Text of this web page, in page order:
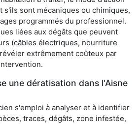
sont mécaniques ou chimiques,
programmés du professionnel.
liées aux dégâts que peuvent
(câbles électriques, nourriture
extrêmement coûteux par
une dératisation dans l'Aisne
s'emploi à analyser et à identifier
traces, dégâts, zone infestée,